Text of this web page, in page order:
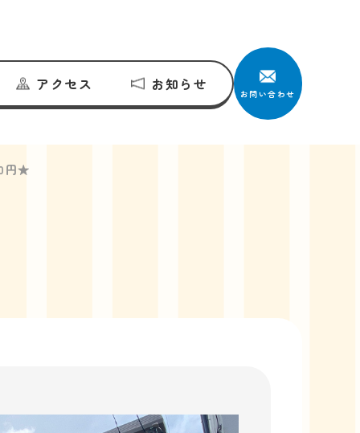
アクセス お知らせ
お問い合わせ
★